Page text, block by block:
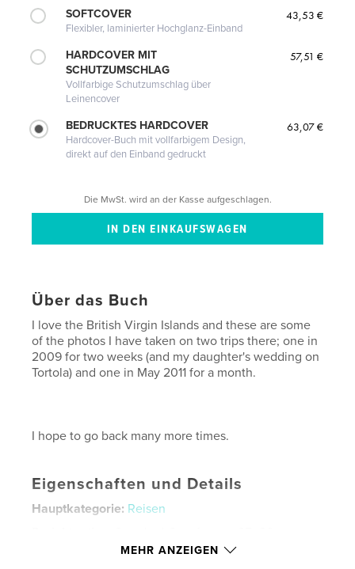
SOFTCOVER
Flexibler, laminierter Hochglanz-Einband
43,53 €
HARDCOVER MIT
SCHUTZUMSCHLAG
Vollfarbige Schutzumschlag über
Leinencover
57,51 €
BEDRUCKTES HARDCOVER
Hardcover-Buch mit vollfarbigem Design,
direkt auf den Einband gedruckt
63,07 €
Die MwSt. wird an der Kasse aufgeschlagen.
Über das Buch
I love the British Virgin Islands and these are some
of the photos I have taken on two trips there; one in
2009 for two weeks (and my daughter's wedding on
Tortola) and one in May 2011 for a month.
I hope to go back many more times.
Eigenschaften und Details
Hauptkategorie: Reisen
40
MEHR ANZEIGEN